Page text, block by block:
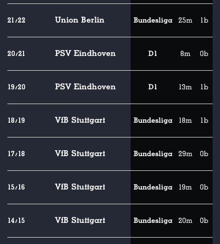
21/22 Union Berlin Bundesliga 25m 1b
20/21 PSV Eindhoven D1 8m 0b
19/20 PSV Eindhoven D1 13m 1b
18/19 VfB Stuttgart Bundesliga 18m 1b
17/18 VfB Stuttgart Bundesliga 29m 0b
15/16 VfB Stuttgart Bundesliga 19m 0b
14/15 VfB Stuttgart Bundesliga 20m 0b